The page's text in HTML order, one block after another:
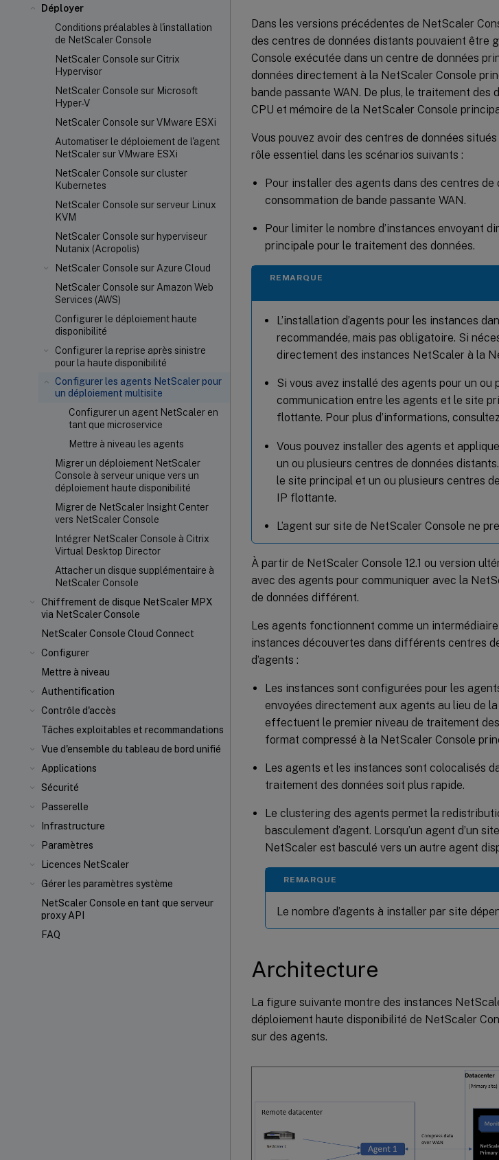
Déployer
Conditions préalables à l'installation
de NetScaler Console
NetScaler Console sur Citrix
Hypervisor
NetScaler Console sur Microsoft
Hyper-V
NetScaler Console sur VMware ESXi
Automatiser le déploiement de l'agent
NetScaler sur VMware ESXi
NetScaler Console sur cluster
Kubernetes
NetScaler Console sur serveur Linux
KVM
NetScaler Console sur hyperviseur
Nutanix (Acropolis)
NetScaler Console sur Azure Cloud
NetScaler Console sur Amazon Web
Services (AWS)
Configurer le déploiement haute
disponibilité
Configurer la reprise après sinistre
pour la haute disponibilité
Configurer les agents NetScaler pour
un déploiement multisite
Configurer un agent NetScaler en
tant que microservice
Mettre à niveau les agents
Migrer un déploiement NetScaler
Console à serveur unique vers un
déploiement haute disponibilité
Migrer de NetScaler Insight Center
vers NetScaler Console
Intégrer NetScaler Console à Citrix
Virtual Desktop Director
Attacher un disque supplémentaire à
NetScaler Console
Chiffrement de disque NetScaler MPX
via NetScaler Console
NetScaler Console Cloud Connect
Configurer
Mettre à niveau
Authentification
Contrôle d'accès
Tâches exploitables et recommandations
Vue d'ensemble du tableau de bord unifié
Applications
Sécurité
Passerelle
Infrastructure
Paramètres
Licences NetScaler
Gérer les paramètres système
NetScaler Console en tant que serveur
proxy API
FAQ
Dans les versions précédentes de NetScaler
des centres de données distants pouvaient être
Console exécutée dans un centre de données
données directement à la NetScaler Console
bande passante WAN. De plus, le traitement
CPU et mémoire de la NetScaler Console
Vous pouvez avoir des centres de données
rôle essentiel dans les scénarios suivants :
Pour installer des agents dans des centres
consommation de bande passante WAN.
Pour limiter le nombre d’instances envoyant
principale pour le traitement des données.
REMARQUE
L’installation d’agents pour les instances
recommandée, mais pas obligatoire. Si
directement des instances NetScaler à la
Si vous avez installé des agents pour un
communication entre les agents et le site
flottante. Pour plus d’informations, consultez
Vous pouvez installer des agents et
un ou plusieurs centres de données
le site principal et un ou plusieurs centres
IP flottante.
L’agent sur site de NetScaler Console ne
À partir de NetScaler Console 12.1 ou version
avec des agents pour communiquer avec la
de données différent.
Les agents fonctionnent comme un
instances découvertes dans différents centres
d’agents :
Les instances sont configurées pour les
envoyées directement aux agents au lieu de
effectuent le premier niveau de traitement
format compressé à la NetScaler Console
Les agents et les instances sont colocalisés
traitement des données soit plus rapide.
Le clustering des agents permet la
basculement d’agent. Lorsqu’un agent d’un
NetScaler est basculé vers un autre agent
REMARQUE
Le nombre d’agents à installer par site
Architecture
La figure suivante montre des instances
déploiement haute disponibilité de NetScaler
sur des agents.